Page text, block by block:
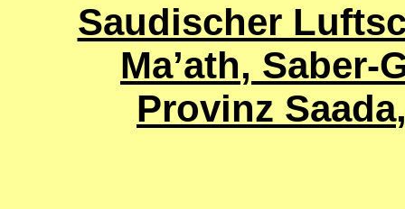
Saudischer
Ma’ath, Saber-
Provinz Saada